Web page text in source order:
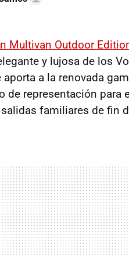
Multivan Outdoor
y lujosa de los
aporta a la renovada
de representación para
familiares de fin